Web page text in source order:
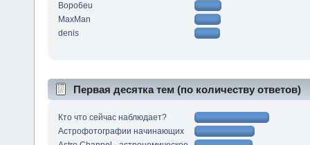
Bopo6eu
MaxMan
denis
Первая десятка тем (по количеству ответов)
Кто что сейчас наблюдает?
Астрофотографии начинающих